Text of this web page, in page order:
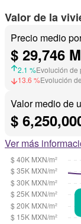
Valor de la
Precio medio
$ 29,746
2.1 %Evolución de
13.6 %Evolución
Valor medio de
$
Ver más